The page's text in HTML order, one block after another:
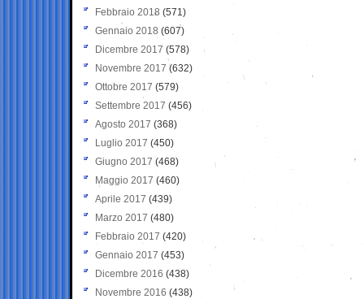
Febbraio 2018 (571)
Gennaio 2018 (607)
Dicembre 2017 (578)
Novembre 2017 (632)
Ottobre 2017 (579)
Settembre 2017 (456)
Agosto 2017 (368)
Luglio 2017 (450)
Giugno 2017 (468)
Maggio 2017 (460)
Aprile 2017 (439)
Marzo 2017 (480)
Febbraio 2017 (420)
Gennaio 2017 (453)
Dicembre 2016 (438)
Novembre 2016 (438)